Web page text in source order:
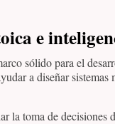
e
sólido para el
a diseñar sistemas
la toma de decisiones